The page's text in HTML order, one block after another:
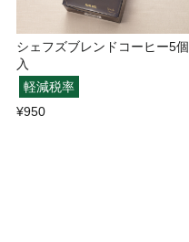
シェフズブレンドコーヒー5個
入
軽減税率
¥950